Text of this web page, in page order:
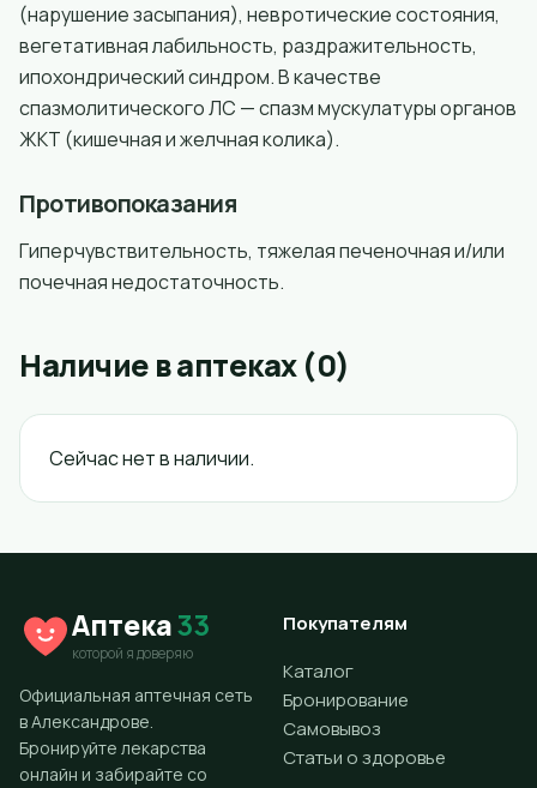
(нарушение засыпания), невротические состояния,
вегетативная лабильность, раздражительность,
ипохондрический синдром. В качестве
спазмолитического ЛС — спазм мускулатуры органов
ЖКТ (кишечная и желчная колика).
Противопоказания
Гиперчувствительность, тяжелая печеночная и/или
почечная недостаточность.
Наличие в аптеках (0)
Сейчас нет в наличии.
Аптека33
которой я доверяю
Официальная аптечная сеть
в Александрове.
Бронируйте лекарства
онлайн и забирайте со
Покупателям
Каталог
Бронирование
Самовывоз
Статьи о здоровье